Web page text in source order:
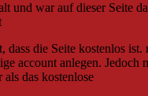
und war auf dieser Seite
dass die Seite kostenlos ist.
account anlegen. Jedoch
das kostenlose